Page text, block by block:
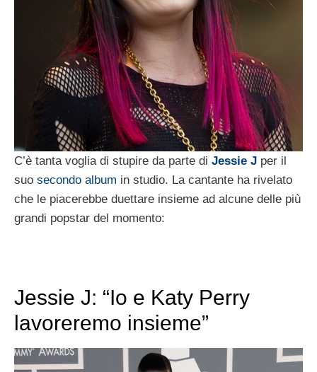
C’è tanta voglia di stupire da parte di Jessie J per il
suo secondo album in studio. La cantante ha rivelato
che le piacerebbe duettare insieme ad alcune delle più
grandi popstar del momento:
Jessie J: “Io e Katy Perry
lavoreremo insieme”